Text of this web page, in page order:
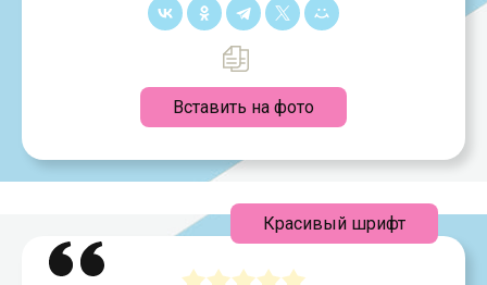
Вставить на фото
Красивый шрифт